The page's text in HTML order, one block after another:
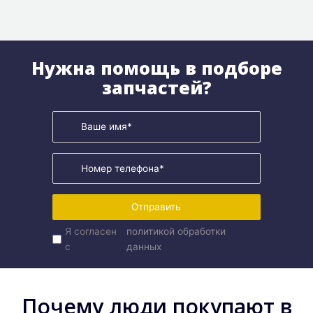
Нужна помощь в подборе
запчастей?
Отправить
Я согласен
с
политикой обработки
данных
Почему люди покупают в